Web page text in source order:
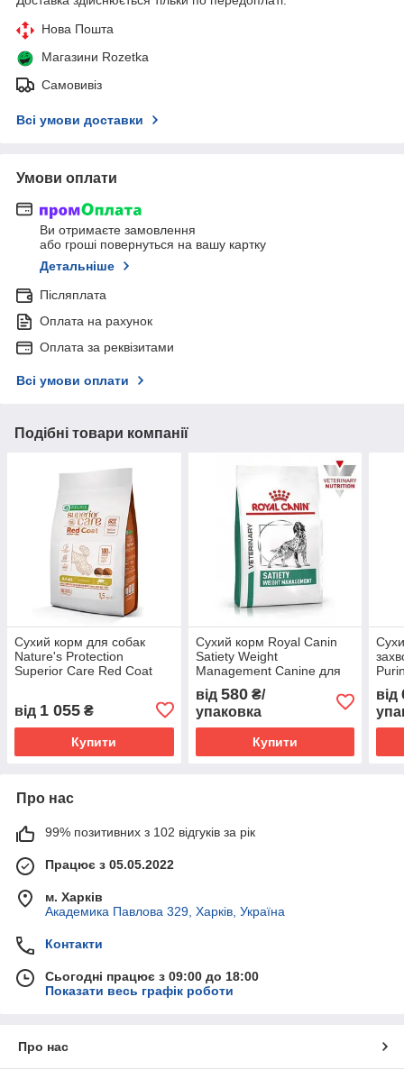
Нова Пошта
Магазини Rozetka
Самовивіз
Всі умови доставки
Умови оплати
Ви отримаєте замовлення
або гроші повернуться на вашу картку
Детальніше
Післяплата
Оплата на рахунок
Оплата за реквізитами
Всі умови оплати
Подібні товари компанії
Сухий корм для собак
Nature's Protection
Superior Care Red Coat
від 1 055 ₴
Купити
Сухий корм Royal Canin
Satiety Weight
Management Canine для
ожирінні і надлишковій
вазі, 1.5 кг
від 580₴/
упаковка
Купити
від
Про нас
99% позитивних з 102 відгуків за рік
Працює з 05.05.2022
м. Харків
Академика Павлова 329, Харків, Україна
Контакти
Сьогодні працює з 09:00 до 18:00
Показати весь графік роботи
Про нас